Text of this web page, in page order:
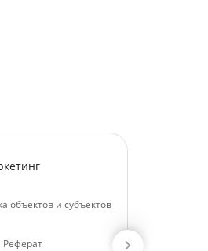
объектов и субъектов
Реферат